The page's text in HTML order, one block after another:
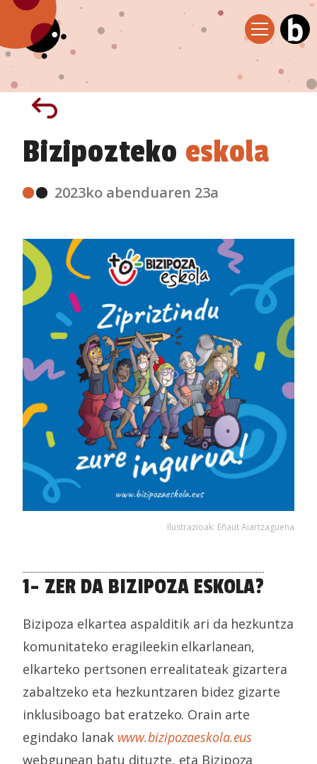
Bizipozteko eskola
2023ko abenduaren 23a
Ilustrazioak: Eñaut Aiartzaguena
1- ZER DA BIZIPOZA ESKOLA?
Bizipoza elkartea aspalditik ari da hezkuntza
komunitateko eragileekin elkarlanean,
elkarteko pertsonen errealitateak gizartera
zabaltzeko eta hezkuntzaren bidez gizarte
inklusiboago bat eratzeko. Orain arte
egindako lanak www.bizipozaeskola.eus
webgunean batu dituzte, eta Bizipoza